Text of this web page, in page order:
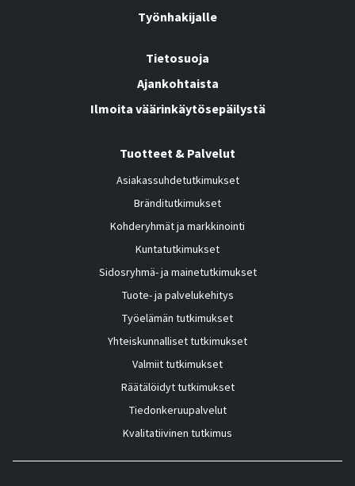
Työnhakijalle
Tietosuoja
Ajankohtaista
Ilmoita väärinkäytösepäilystä
Tuotteet & Palvelut
Asiakassuhdetutkimukset
Bränditutkimukset
Kohderyhmät ja markkinointi
Kuntatutkimukset
Sidosryhmä- ja mainetutkimukset
Tuote- ja palvelukehitys
Työelämän tutkimukset
Yhteiskunnalliset tutkimukset
Valmiit tutkimukset
Räätälöidyt tutkimukset
Tiedonkeruupalvelut
Kvalitatiivinen tutkimus